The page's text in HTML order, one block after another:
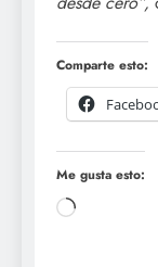
Comparte esto:
Me gusta esto:
Cargando...